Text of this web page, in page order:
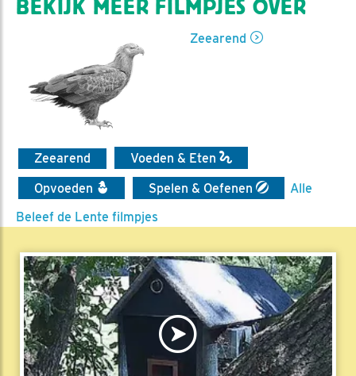
BEKIJK MEER FILMPJES OVER
Zeearend
Zeearend
Voeden & Eten
Opvoeden
Spelen & Oefenen
Alle
Beleef de Lente filmpjes